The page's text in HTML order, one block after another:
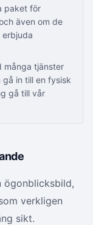
paket för
även om de
erbjuda
många tjänster
in till en fysisk
gå till vår
ögonblicksbild,
verkligen
sikt.